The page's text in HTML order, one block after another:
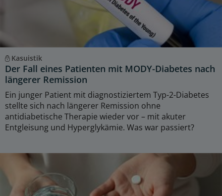
Kasuistik
Der Fall eines Patienten mit MODY-Diabetes nach
längerer Remission
Ein junger Patient mit diagnostiziertem Typ-2-Diabetes
stellte sich nach längerer Remission ohne
antidiabetische Therapie wieder vor – mit akuter
Entgleisung und Hyperglykämie. Was war passiert?